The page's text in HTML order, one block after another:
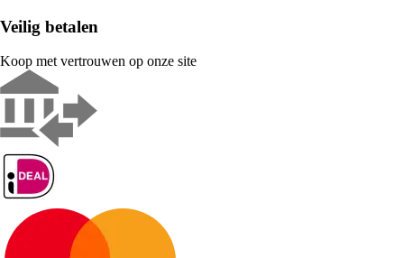
Veilig betalen
Koop met vertrouwen op onze site